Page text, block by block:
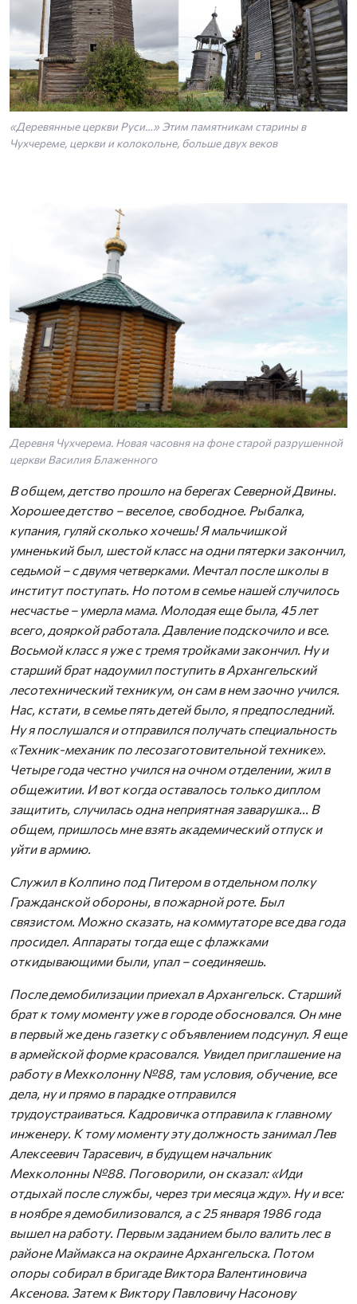
«Деревянные церкви Руси…» Этим памятникам старины в
Чухчереме, церкви и колокольне, больше двух веков
Деревня Чухчерема. Новая часовня на фоне старой разрушенной
церкви Василия Блаженного
В общем, детство прошло на берегах Северной Двины.
Хорошее детство – веселое, свободное. Рыбалка,
купания, гуляй сколько хочешь! Я мальчишкой
умненький был, шестой класс на одни пятерки закончил,
седьмой – с двумя четверками. Мечтал после школы в
институт поступать. Но потом в семье нашей случилось
несчастье – умерла мама. Молодая еще была, 45 лет
всего, дояркой работала. Давление подскочило и все.
Восьмой класс я уже с тремя тройками закончил. Ну и
старший брат надоумил поступить в Архангельский
лесотехнический техникум, он сам в нем заочно учился.
Нас, кстати, в семье пять детей было, я предпоследний.
Ну я послушался и отправился получать специальность
«Техник-механик по лесозаготовительной технике».
Четыре года честно учился на очном отделении, жил в
общежитии. И вот когда оставалось только диплом
защитить, случилась одна неприятная заварушка... В
общем, пришлось мне взять академический отпуск и
уйти в армию.
Служил в Колпино под Питером в отдельном полку
Гражданской обороны, в пожарной роте. Был
связистом. Можно сказать, на коммутаторе все два года
просидел. Аппараты тогда еще с флажками
откидывающими были, упал – соединяешь.
После демобилизации приехал в Архангельск. Старший
брат к тому моменту уже в городе обосновался. Он мне
в первый же день газетку с объявлением подсунул. Я еще
в армейской форме красовался. Увидел приглашение на
работу в Мехколонну №88, там условия, обучение, все
дела, ну и прямо в парадке отправился
трудоустраиваться. Кадровичка отправила к главному
инженеру. К тому моменту эту должность занимал Лев
Алексеевич Тарасевич, в будущем начальник
Мехколонны №88. Поговорили, он сказал: «Иди
отдыхай после службы, через три месяца жду». Ну и все:
в ноябре я демобилизовался, а с 25 января 1986 года
вышел на работу. Первым заданием было валить лес в
районе Маймакса на окраине Архангельска. Потом
опоры собирал в бригаде Виктора Валентиновича
Аксенова. Затем к Виктору Павловичу Насонову